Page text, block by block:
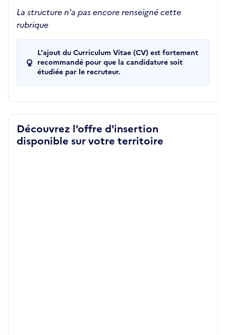
La structure n'a pas encore renseigné cette
rubrique
L'ajout du Curriculum Vitae (CV) est fortement
recommandé pour que la candidature soit
étudiée par le recruteur.
Découvrez l'offre d'insertion
disponible sur votre territoire